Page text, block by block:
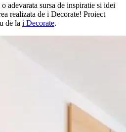
adevarata sursa de inspiratie si idei
realizata de i Decorate! Proiect
de la i Decorate.